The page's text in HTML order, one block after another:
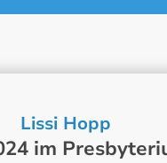
Lissi Hopp
im